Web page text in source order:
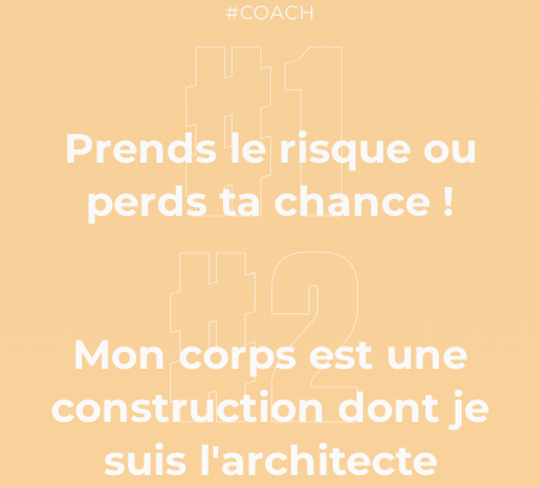
#COACH
#1
Prends le risque ou
perds ta chance !
#2
Mon corps est une
construction dont je
suis l'architecte